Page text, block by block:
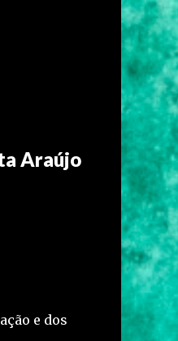
Araújo
e dos